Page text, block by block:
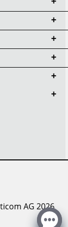
AG 2026